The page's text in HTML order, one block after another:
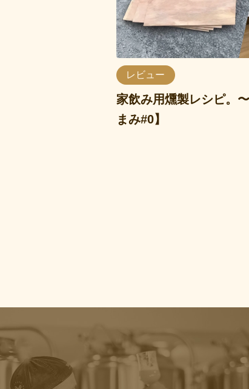
レビュー
家飲み用燻製レシピ。
まみ#0】